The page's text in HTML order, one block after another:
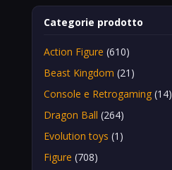
Categorie prodotto
Action Figure (610)
Beast Kingdom (21)
Console e Retrogaming (14)
Dragon Ball (264)
Evolution toys (1)
Figure (708)